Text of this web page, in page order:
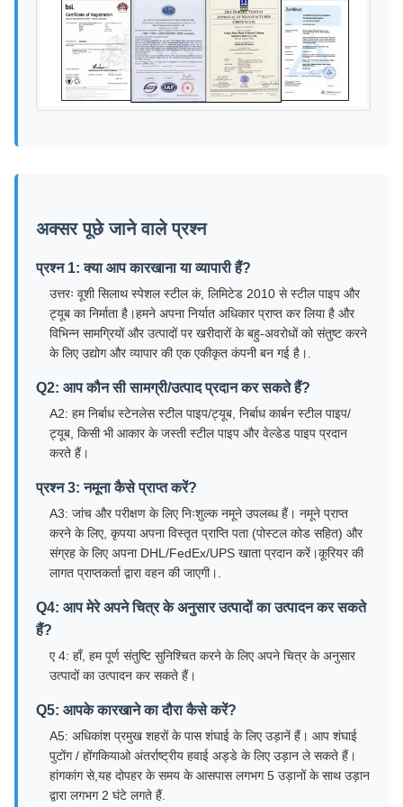
अक्सर पूछे जाने वाले प्रश्न
प्रश्न 1: क्या आप कारखाना या व्यापारी हैं?
उत्तरः वूशी सिलाथ स्पेशल स्टील कं, लिमिटेड 2010 से स्टील पाइप और
ट्यूब का निर्माता है।हमने अपना निर्यात अधिकार प्राप्त कर लिया है और
विभिन्न सामग्रियों और उत्पादों पर खरीदारों के बहु-अवरोधों को संतुष्ट करने
के लिए उद्योग और व्यापार की एक एकीकृत कंपनी बन गई है।.
Q2: आप कौन सी सामग्री/उत्पाद प्रदान कर सकते हैं?
A2: हम निर्बाध स्टेनलेस स्टील पाइप/ट्यूब, निर्बाध कार्बन स्टील पाइप/
ट्यूब, किसी भी आकार के जस्ती स्टील पाइप और वेल्डेड पाइप प्रदान
करते हैं।
प्रश्न 3: नमूना कैसे प्राप्त करें?
A3: जांच और परीक्षण के लिए निःशुल्क नमूने उपलब्ध हैं। नमूने प्राप्त
करने के लिए, कृपया अपना विस्तृत प्राप्ति पता (पोस्टल कोड सहित) और
संग्रह के लिए अपना DHL/FedEx/UPS खाता प्रदान करें।कूरियर की
लागत प्राप्तकर्ता द्वारा वहन की जाएगी।.
Q4: आप मेरे अपने चित्र के अनुसार उत्पादों का उत्पादन कर सकते
हैं?
ए 4: हाँ, हम पूर्ण संतुष्टि सुनिश्चित करने के लिए अपने चित्र के अनुसार
उत्पादों का उत्पादन कर सकते हैं।
Q5: आपके कारखाने का दौरा कैसे करें?
A5: अधिकांश प्रमुख शहरों के पास शंघाई के लिए उड़ानें हैं। आप शंघाई
पुटोंग / होंगकियाओ अंतर्राष्ट्रीय हवाई अड्डे के लिए उड़ान ले सकते हैं।
हांगकांग से,यह दोपहर के समय के आसपास लगभग 5 उड़ानों के साथ उड़ान
द्वारा लगभग 2 घंटे लगते हैं.